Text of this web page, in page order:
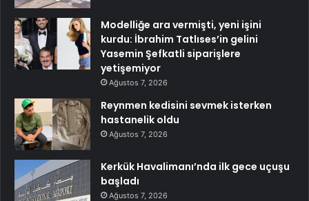
Modelliğe ara vermişti, yeni işini
kurdu: İbrahim Tatlıses’in gelini
Yasemin Şefkatli siparişlere
yetişemiyor
Ağustos 7, 2026
Reynmen kedisini sevmek isterken
hastanelik oldu
Ağustos 7, 2026
Kerkük Havalimanı’nda ilk gece uçuşu
başladı
Ağustos 7, 2026